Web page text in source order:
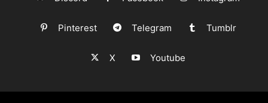
Pinterest Telegram Tumblr
X Youtube